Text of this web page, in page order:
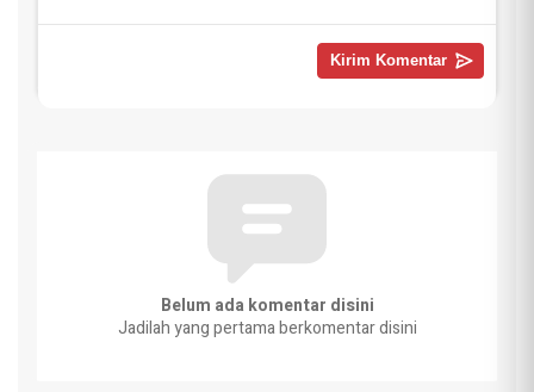
Belum ada komentar disini
Jadilah yang pertama berkomentar disini